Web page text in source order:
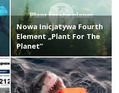
Nowa Inicjatywa Fourth
Element „Plant For The
Planet”